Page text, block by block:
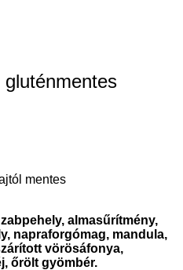
mentes
almasűrítmény,
napraforgómag, mandula,
vörösáfonya,
őrölt gyömbér.